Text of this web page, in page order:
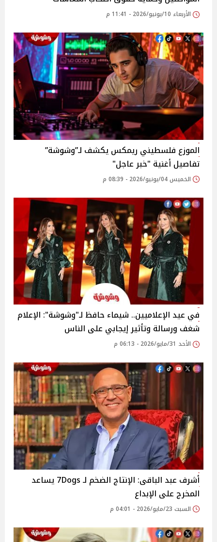
الأربعاء 10/يونيو/2026 - 11:41 م
الموزع فلسطيني ريمكس يكشف لـ”وشوشة”
تفاصيل أغنية "خبر عاجل"
الخميس 04/يونيو/2026 - 08:39 م
في عيد الإعلاميين.. شيماء حافظ لـ"وشوشة": الإعلام
شغف ورسالة وتأثير إيجابي على الناس
الأحد 31/مايو/2026 - 06:13 م
أشرف عبد الباقى: الإنتاج الضخم لـ 7Dogs يساعد
المخرج على الإبداع
السبت 23/مايو/2026 - 04:01 م